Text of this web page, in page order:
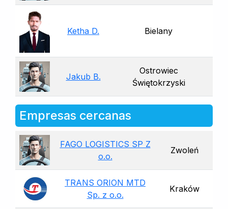
Ketha D. Bielany
Jakub B.
Ostrowiec
Świętokrzyski
Empresas cercanas
FAGO LOGISTICS SP Z
o.o.
Zwoleń
TRANS ORION MTD
Sp. z o.o.
Kraków